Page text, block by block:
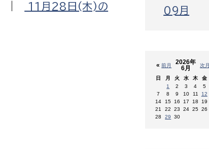
11月28日(木)の
09月
«前月 次月
2026年
6月
日 月 火 水 木 金
1
2 3 4 5
7
8 9 10 11 12
14
15 16 17 18 19
21
22 23 24 25 26
28
29 30